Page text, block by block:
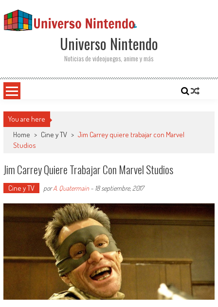
Universo Nintendo
Noticias de videojuegos, anime y más
You are here
Home > Cine y TV > Jim Carrey quiere trabajar con Marvel
Studios
Jim Carrey Quiere Trabajar Con Marvel Studios
Cine y TV porA. Quatermain- 18 septiembre, 2017